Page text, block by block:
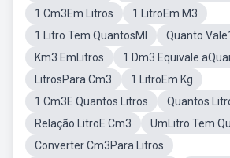
1 Cm3Em Litros
1 LitroEm M3
1 Litro Tem QuantosMl
Quanto
Km3 EmLitros
1 Dm3 Equivale
LitrosPara Cm3
1 LitroEm Kg
1 Cm3E Quantos Litros
Quantos
Relação LitroE Cm3
UmLitro Tem
Converter Cm3Para Litros